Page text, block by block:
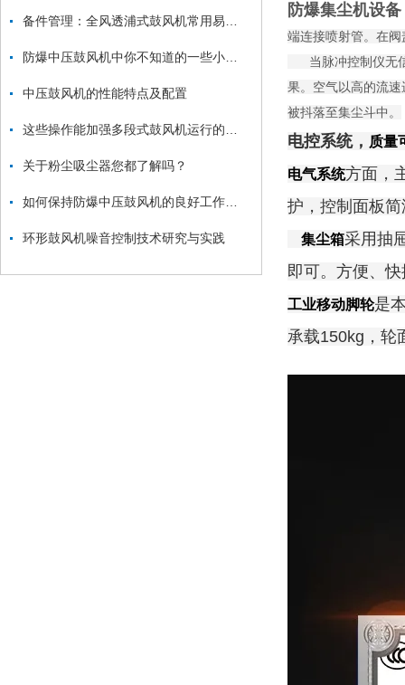
中压鼓风机的性能特点及配置
关于粉尘吸尘器您都了解吗？
环形鼓风机噪音控制技术研究与实践
防爆集尘机设
端连接喷射管。在
当脉冲控制仪无信
果。空气以高的流
被抖落至集尘斗中。
电控系统， 质量
电气系统方面，
护，控制面板
集尘箱采用抽
即可。方便、
工业移动脚轮是
承载150kg，轮